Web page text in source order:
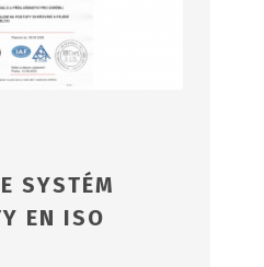
SYSTÉM
EN ISO